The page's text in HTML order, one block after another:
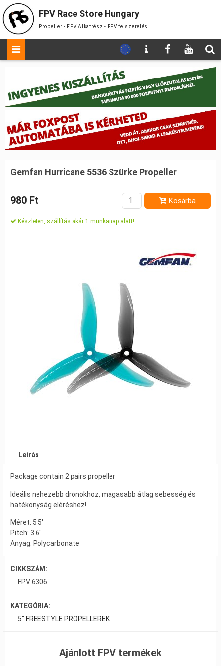
FPV Race Store Hungary
Propeller - FPV Alkatrész - FPV felszerelés
Gemfan Hurricane 5536 Szürke Propeller
980 Ft Kosárba
Készleten, szállítás akár 1 munkanap alatt!
Leírás
Package contain 2 pairs propeller
Ideális nehezebb drónokhoz, magasabb átlag sebesség és
hatékonyság eléréshez!
Méret: 5.5′
Pitch: 3.6′
Anyag: Polycarbonate
CIKKSZÁM:
FPV 6306
KATEGÓRIA:
5" FREESTYLE PROPELLEREK
Ajánlott FPV termékek